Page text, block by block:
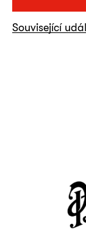
Související